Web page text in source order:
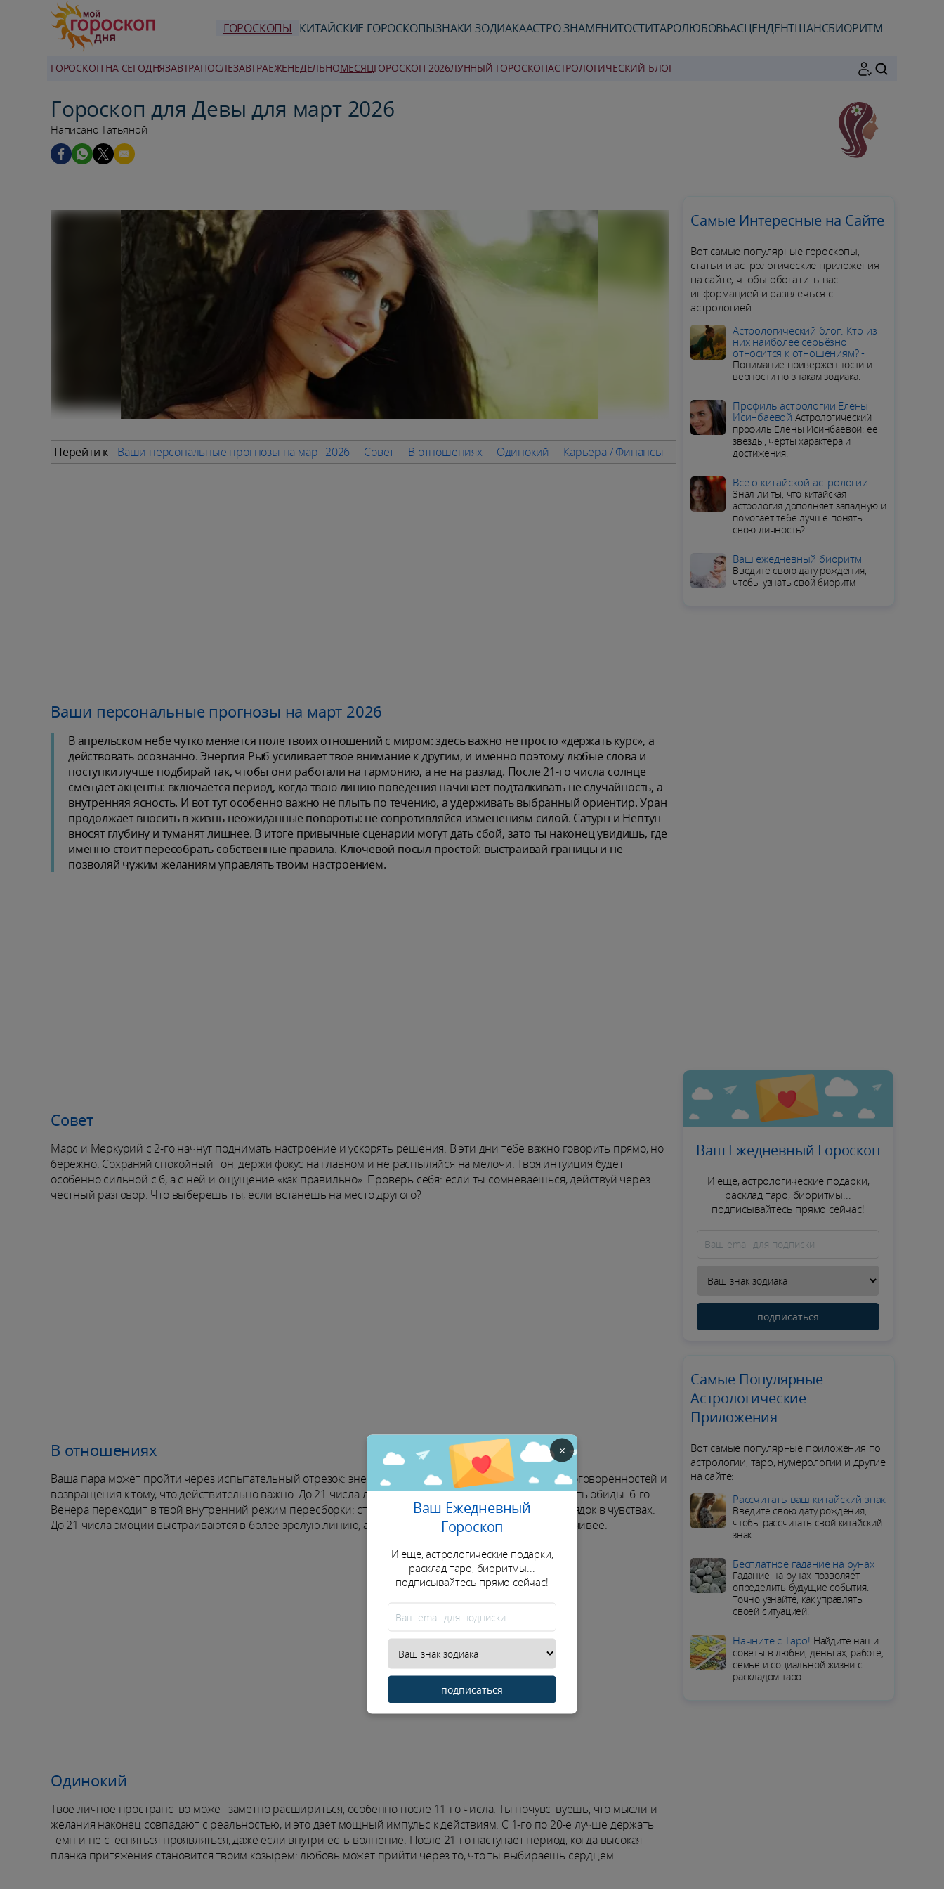
ГОРОСКОПЫ КИТАЙСКИЕ ГОРОСКОПЫЗНАКИ ЗОДИАКААСТРО ЗНАМЕНИТОСТИТАРОЛЮБОВЬАСЦЕНДЕНТШАНСБИОРИТМ
ГОРОСКОП НА СЕГОДНЯЗАВТРАПОСЛЕЗАВТРАЕЖЕНЕДЕЛЬНОMЕСЯЦГОРОСКОП 2026ЛУННЫЙ ГОРОСКОПAСТРОЛОГИЧЕСКИЙ БЛОГ
Гороскоп для Девы для март 2026
Написано Татьяной
Перейти к Ваши персональные прогнозы на март 2026 Совет В отношениях Одинокий Карьера / Финансы Советы месяца ПОДРОБНЫЙ ГОРОСКОП для
Ваши персональные прогнозы на март 2026
В апрельском небе чутко меняется поле твоих отношений с миром: здесь важно не просто «держать курс», а
действовать осознанно. Энергия Рыб усиливает твое внимание к другим, и именно поэтому любые слова и
поступки лучше подбирай так, чтобы они работали на гармонию, а не на разлад. После 21-го числа солнце
смещает акценты: включается период, когда твою линию поведения начинает подталкивать не случайность, а
внутренняя ясность. И вот тут особенно важно не плыть по течению, а удерживать выбранный ориентир. Уран
продолжает вносить в жизнь неожиданные повороты: не сопротивляйся изменениям силой. Сатурн и Нептун
вносят глубину и туманят лишнее. В итоге привычные сценарии могут дать сбой, зато ты наконец увидишь, где
именно стоит пересобрать собственные правила. Ключевой посыл простой: выстраивай границы и не
позволяй чужим желаниям управлять твоим настроением.
Совет
Марс и Меркурий с 2-го начнут поднимать настроение и ускорять решения. В эти дни тебе важно говорить прямо, но
бережно. Сохраняй спокойный тон, держи фокус на главном и не распыляйся на мелочи. Твоя интуиция будет
особенно сильной с 6, а с ней и ощущение «как правильно». Проверь себя: если ты сомневаешься, действуй через
честный разговор. Что выберешь ты, если встанешь на место другого?
В отношениях
Ваша пара может пройти через испытательный отрезок: энергия требует пересмотра привычных договоренностей и
возвращения к тому, что действительно важно. До 21 числа лучше не разгонять конфликты и не копить обиды. 6-го
Венера переходит в твой внутренний режим пересборки: станет легче договориться и навести порядок в чувствах.
До 21 числа эмоции выстраиваются в более зрелую линию, а отношения получают шанс стать устойчивее.
Одинокий
Твое личное пространство может заметно расшириться, особенно после 11-го числа. Ты почувствуешь, что мысли и
желания наконец совпадают с реальностью, и это дает мощный импульс к действиям. С 1-го по 20-е лучше держать
темп и не стесняться проявляться, даже если внутри есть волнение. После 21-го наступает период, когда высокая
планка притяжения становится твоим козырем: любовь может прийти через то, что ты выбираешь сердцем.
Самые Интересные на Сайте
Вот самые популярные гороскопы,
статьи и астрологические приложения
на сайте, чтобы обогатить вас
информацией и развлечься с
астрологией.
Aстрологический блог: Кто из
них наиболее серьёзно
относится к отношениям? -
Понимание приверженности и
верности по знакам зодиака.
Профиль астрологии Елены
Исинбаевой Астрологический
профиль Елены Исинбаевой: ее
звезды, черты характера и
достижения.
Всё о китайской астрологии
Знал ли ты, что китайская
астрология дополняет западную и
помогает тебе лучше понять
свою личность?
Ваш ежедневный биоритм
Введите свою дату рождения,
чтобы узнать свой биоритм
Ваш Ежедневный Гороскоп
И еще, астрологические подарки,
расклад таро, биоритмы...
подписывайтесь прямо сейчас!
подписаться
Самые Популярные
Астрологические
Приложения
Вот самые популярные приложения по
астрологии, таро, нумерологии и другие
на сайте:
Рассчитать ваш китайский знак
Введите свою дату рождения,
чтобы рассчитать свой китайский
знак
Бесплатное гадание на рунах
Гадание на рунах позволяет
определить будущие события.
Точно узнайте, как управлять
своей ситуацией!
Начните с Таро! Найдите наши
советы в любви, деньгах, работе,
семье и социальной жизни с
раскладом таро.
×
Ваш Ежедневный
Гороскоп
И еще, астрологические подарки,
расклад таро, биоритмы...
подписывайтесь прямо сейчас!
подписаться